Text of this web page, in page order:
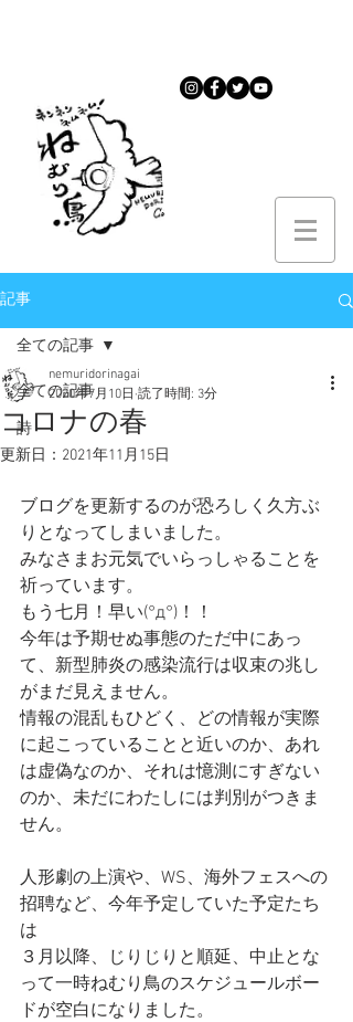
記事
全ての記事
詩
全ての記事
コロナの春
nemuridorinagai
2020年7月10日 読了時間: 3分
更新日： 2021年11月15日
ブログを更新するのが恐ろしく久方ぶ
りとなってしまいました。
みなさまお元気でいらっしゃることを
祈っています。
もう七月！早い(°д°)！！
今年は予期せぬ事態のただ中にあっ
て、新型肺炎の感染流行は収束の兆し
がまだ見えません。
情報の混乱もひどく、どの情報が実際
に起こっていることと近いのか、あれ
は虚偽なのか、それは憶測にすぎない
のか、未だにわたしには判別がつきま
せん。
人形劇の上演や、WS、海外フェスへの
招聘など、今年予定していた予定たち
は
３月以降、じりじりと順延、中止とな
って一時ねむり鳥のスケジュールボー
ドが空白になりました。